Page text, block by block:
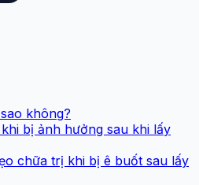
không?
bị ảnh hưởng sau khi lấy
chữa trị khi bị ê buốt sau lấy